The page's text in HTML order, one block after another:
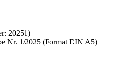
20251)
Nr. 1/2025 (Format DIN A5)